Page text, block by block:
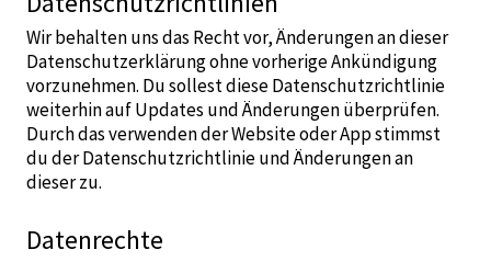
Wir behalten uns das Recht vor, Änderungen an dieser
Datenschutzerklärung ohne vorherige Ankündigung
vorzunehmen. Du sollest diese Datenschutzrichtlinie
weiterhin auf Updates und Änderungen überprüfen.
Durch das verwenden der Website oder App stimmst
du der Datenschutzrichtlinie und Änderungen an
dieser zu.
Datenrechte